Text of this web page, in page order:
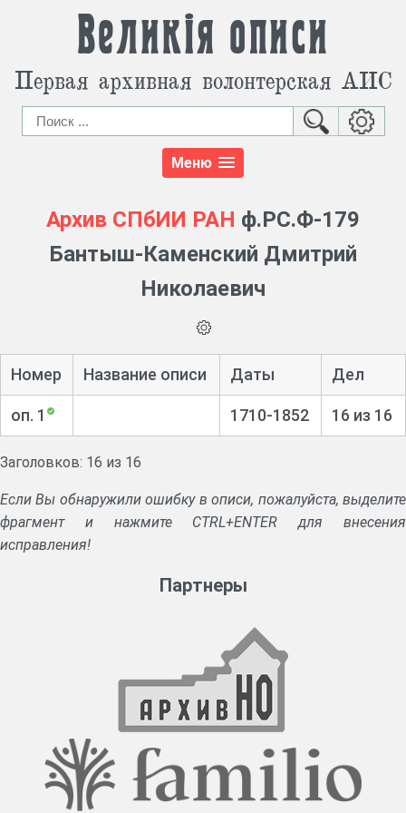
Великія описи
Первая архивная волонтерская АИС
Меню
Архив СПбИИ РАН ф.РС.Ф-179
Бантыш-Каменский Дмитрий
Николаевич
Номер Название описи Даты Дел
оп. 1 1710-1852 16 из 16
Заголовков: 16 из 16
Если Вы обнаружили ошибку в описи, пожалуйста, выделите
фрагмент и нажмите CTRL+ENTER для внесения
исправления!
Партнеры